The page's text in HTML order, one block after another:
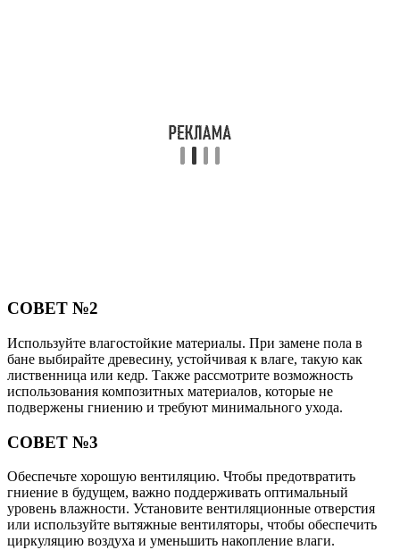
СОВЕТ №2
Используйте влагостойкие материалы. При замене пола в
бане выбирайте древесину, устойчивая к влаге, такую как
лиственница или кедр. Также рассмотрите возможность
использования композитных материалов, которые не
подвержены гниению и требуют минимального ухода.
СОВЕТ №3
Обеспечьте хорошую вентиляцию. Чтобы предотвратить
гниение в будущем, важно поддерживать оптимальный
уровень влажности. Установите вентиляционные отверстия
или используйте вытяжные вентиляторы, чтобы обеспечить
циркуляцию воздуха и уменьшить накопление влаги.